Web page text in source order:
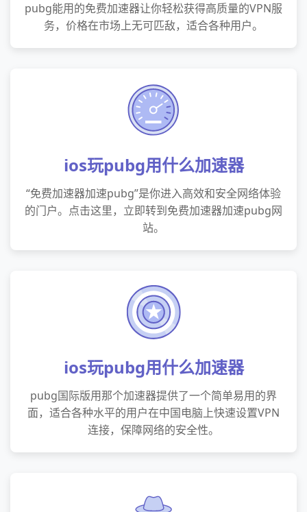
pubg能用的免费加速器让你轻松获得高质量的VPN服
务，价格在市场上无可匹敌，适合各种用户。
ios玩pubg用什么加速器
“免费加速器加速pubg”是你进入高效和安全网络体验
的门户。点击这里，立即转到免费加速器加速pubg网
站。
ios玩pubg用什么加速器
pubg国际版用那个加速器提供了一个简单易用的界
面，适合各种水平的用户在中国电脑上快速设置VPN
连接，保障网络的安全性。